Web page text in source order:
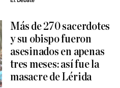
Más de 270 sacerdotes
y su obispo fueron
asesinados en apenas
tres meses: así fue la
masacre de Lérida